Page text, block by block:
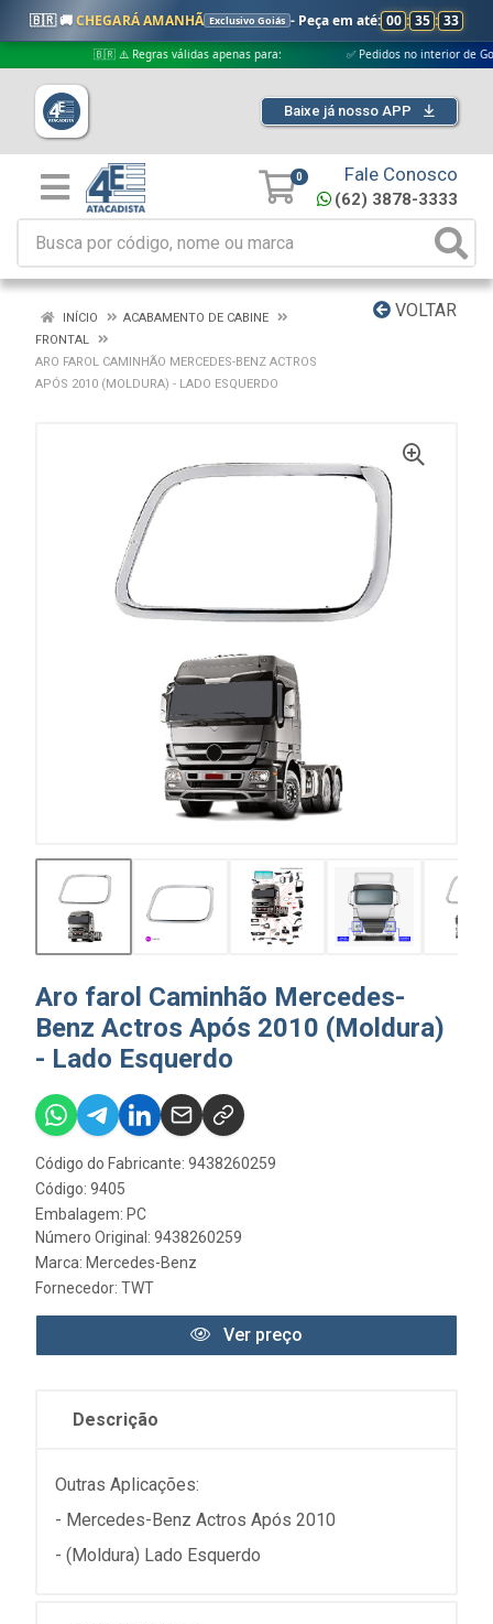
🇧🇷 🚚CHEGARÁ AMANHÃ Exclusivo Goiás - Peça em até: 00 : 35 : 32
🇧🇷 ⚠️ Regras válidas apenas para: ✅ Pedidos no interior de Goiás
Baixe já nosso APP
0 Fale Conosco
(62) 3878-3333
VOLTAR
INÍCIO
ACABAMENTO DE CABINE
FRONTAL
ARO FAROL CAMINHÃO MERCEDES-BENZ ACTROS
APÓS 2010 (MOLDURA) - LADO ESQUERDO
Aro farol Caminhão Mercedes-
Benz Actros Após 2010 (Moldura)
- Lado Esquerdo
Código do Fabricante: 9438260259
Código: 9405
Embalagem: PC
Número Original: 9438260259
Marca: Mercedes-Benz
Fornecedor: TWT
Ver preço
Descrição
Outras Aplicações:
- Mercedes-Benz Actros Após 2010
- (Moldura) Lado Esquerdo